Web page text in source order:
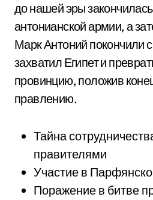
до нашей эры
антонианской армии, а
Марк Антоний покончили
захватил Египет и
провинцию, положив
правлению.
Тайна
правителями
Участие в
Поражение в битве